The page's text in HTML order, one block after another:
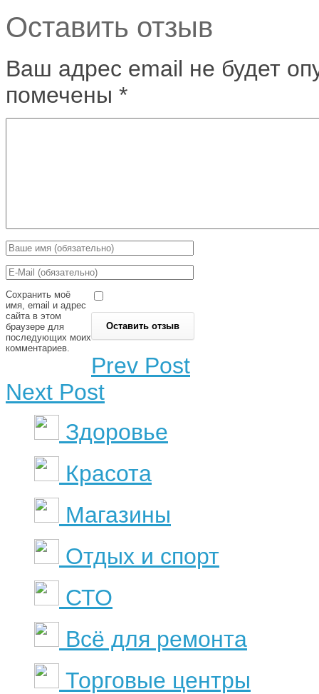
Оставить отзыв
Ваш адрес email не будет
помечены *
Сохранить моё
имя, email и адрес
сайта в этом
браузере для
последующих моих
комментариев.
Prev Post
Next Post
Здоровье
Красота
Магазины
Отдых и спорт
СТО
Всё для ремонта
Торговые центры